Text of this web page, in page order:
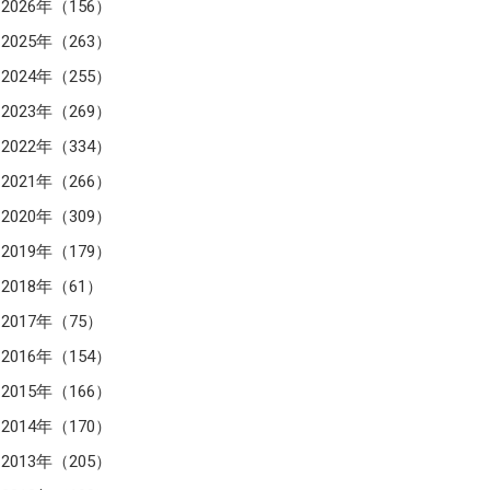
2026年（156）
2025年（263）
2024年（255）
2023年（269）
2022年（334）
2021年（266）
2020年（309）
2019年（179）
2018年（61）
2017年（75）
2016年（154）
2015年（166）
2014年（170）
2013年（205）